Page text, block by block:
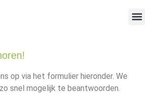
op via het formulier hieronder. We
snel mogelijk te beantwoorden.